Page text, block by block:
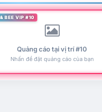
BEE VIP #10
Quảng cáo tại vị trí #10
Nhấn để đặt quảng cáo của bạn